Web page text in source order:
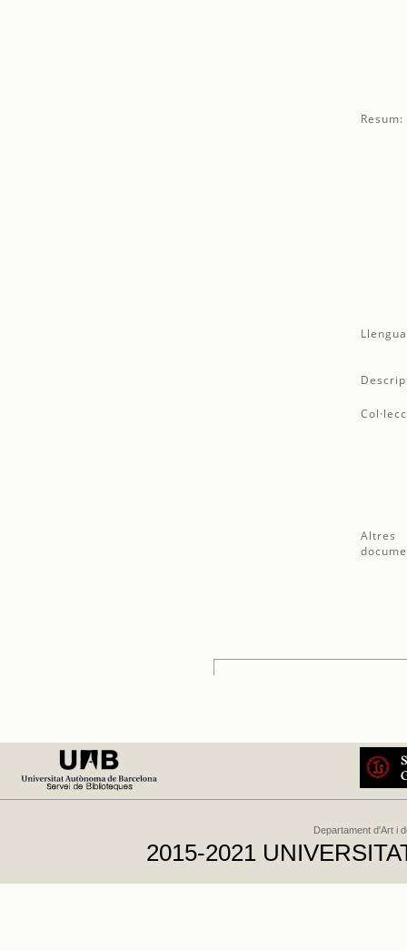
Resum:
Altres
Departament d'Art i
2015-2021